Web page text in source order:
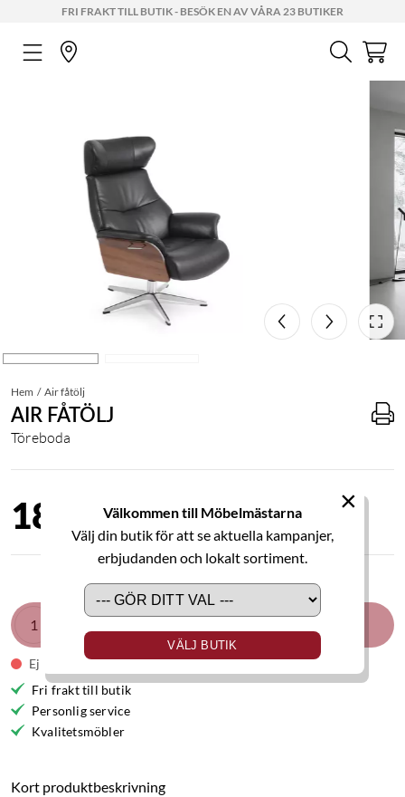
FRI FRAKT TILL BUTIK - BESÖK EN AV VÅRA 23 BUTIKER
Välkommen till Möbelmästarna
Välj din butik för att se aktuella kampanjer,
erbjudanden och lokalt sortiment.
VÄLJ BUTIK
×
Hem Air fåtölj
AIR FÅTÖLJ
Töreboda
18 700,00 kr
Ej i lager
Fri frakt till butik
Personlig service
Kvalitetsmöbler
Kort produktbeskrivning